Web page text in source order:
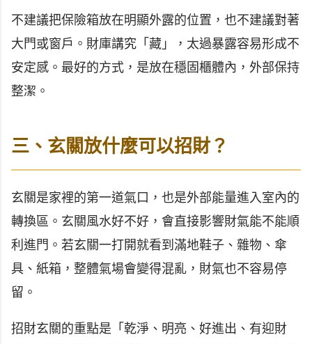
不建議把保險箱放在明顯外露的位置，也不建議對著
大門或窗戶。財庫講究「藏」，太過暴露容易形成不
安定感。最好的方式，是放在穩固櫃體內，外部保持
整潔。
三、玄關放什麼可以招財？
玄關是家裡的第一道氣口，也是外部能量進入室內的
轉換區。玄關風水好不好，會直接影響財氣能不能順
利進門。若玄關一打開就看到滿地鞋子、雜物、傘
具、紙箱，整體氣場會變得混亂，財氣也不容易停
留。
招財玄關的重點是「乾淨、明亮、好進出、有迎財